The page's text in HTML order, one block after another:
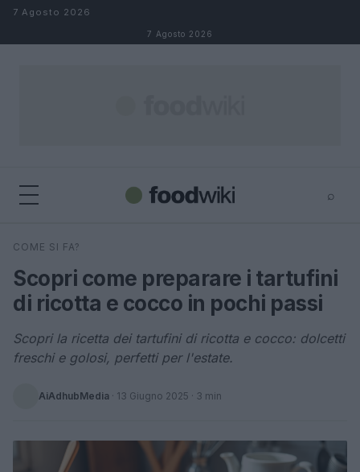
Salta al contenuto
7 Agosto 2026
7 Agosto 2026
⌕
Cerca
COME SI FA?
Scopri come preparare i tartufini
di ricotta e cocco in pochi passi
Scopri la ricetta dei tartufini di ricotta e cocco: dolcetti
freschi e golosi, perfetti per l'estate.
AiAdhubMedia · 13 Giugno 2025 · 3 min